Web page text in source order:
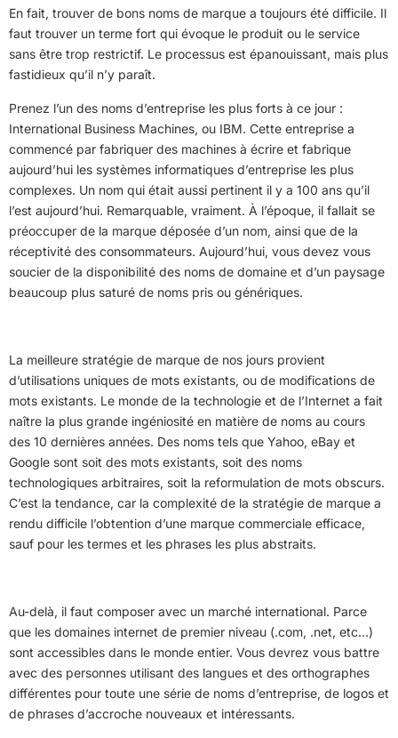
En fait, trouver de bons noms de marque a toujours été difficile. Il
faut trouver un terme fort qui évoque le produit ou le service
sans être trop restrictif. Le processus est épanouissant, mais plus
fastidieux qu’il n’y paraît.
Prenez l’un des noms d’entreprise les plus forts à ce jour :
International Business Machines, ou IBM. Cette entreprise a
commencé par fabriquer des machines à écrire et fabrique
aujourd’hui les systèmes informatiques d’entreprise les plus
complexes. Un nom qui était aussi pertinent il y a 100 ans qu’il
l’est aujourd’hui. Remarquable, vraiment. À l’époque, il fallait se
préoccuper de la marque déposée d’un nom, ainsi que de la
réceptivité des consommateurs. Aujourd’hui, vous devez vous
soucier de la disponibilité des noms de domaine et d’un paysage
beaucoup plus saturé de noms pris ou génériques.
La meilleure stratégie de marque de nos jours provient
d’utilisations uniques de mots existants, ou de modifications de
mots existants. Le monde de la technologie et de l’Internet a fait
naître la plus grande ingéniosité en matière de noms au cours
des 10 dernières années. Des noms tels que Yahoo, eBay et
Google sont soit des mots existants, soit des noms
technologiques arbitraires, soit la reformulation de mots obscurs.
C’est la tendance, car la complexité de la stratégie de marque a
rendu difficile l’obtention d’une marque commerciale efficace,
sauf pour les termes et les phrases les plus abstraits.
Au-delà, il faut composer avec un marché international. Parce
que les domaines internet de premier niveau (.com, .net, etc…)
sont accessibles dans le monde entier. Vous devrez vous battre
avec des personnes utilisant des langues et des orthographes
différentes pour toute une série de noms d’entreprise, de logos et
de phrases d’accroche nouveaux et intéressants.